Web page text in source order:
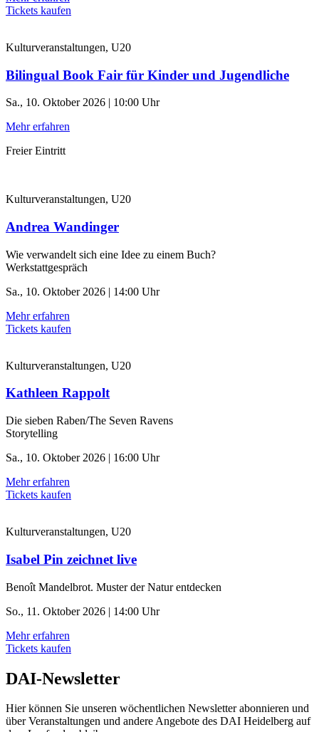
Tickets kaufen
Kulturveranstaltungen, U20
Bilingual Book Fair für Kinder und Jugendliche
Sa., 10. Oktober 2026 | 10:00 Uhr
Mehr erfahren
Freier Eintritt
Kulturveranstaltungen, U20
Andrea Wandinger
Wie verwandelt sich eine Idee zu einem Buch?
Werkstattgespräch
Sa., 10. Oktober 2026 | 14:00 Uhr
Mehr erfahren
Tickets kaufen
Kulturveranstaltungen, U20
Kathleen Rappolt
Die sieben Raben/The Seven Ravens
Storytelling
Sa., 10. Oktober 2026 | 16:00 Uhr
Mehr erfahren
Tickets kaufen
Kulturveranstaltungen, U20
Isabel Pin zeichnet live
Benoît Mandelbrot. Muster der Natur entdecken
So., 11. Oktober 2026 | 14:00 Uhr
Mehr erfahren
Tickets kaufen
DAI-Newsletter
Hier können Sie unseren wöchentlichen Newsletter abonnieren und
über Veranstaltungen und andere Angebote des DAI Heidelberg auf